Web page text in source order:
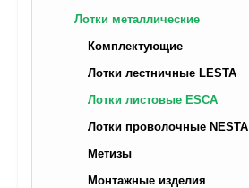
Лотки металлические
Комплектующие
Лотки лестничные LESTA
Лотки листовые ESCA
Лотки проволочные NESTA
Метизы
Монтажные изделия